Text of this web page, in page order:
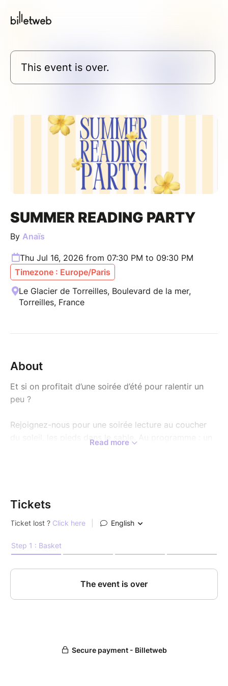
This event is over.
SUMMER READING PARTY
By Anaïs
Thu Jul 16, 2026 from 07:30 PM to 09:30 PM
Timezone : Europe/Paris
Le Glacier de Torreilles, Boulevard de la mer,
Torreilles, France
About
Et si on profitait d’une soirée d’été pour ralentir un
peu ?
Rejoignez-nous pour une soirée lecture au coucher
du soleil, les pieds dans le sable. Au programme : un
Un kit de bienvenue (goodies exclusifs de la
Un marque-page
Des sachets de thé froid à infuser, mis à
disposition pour toutes les participantes
lui fait plaisir : un pique-nique complet, quelques
Read more
Tickets